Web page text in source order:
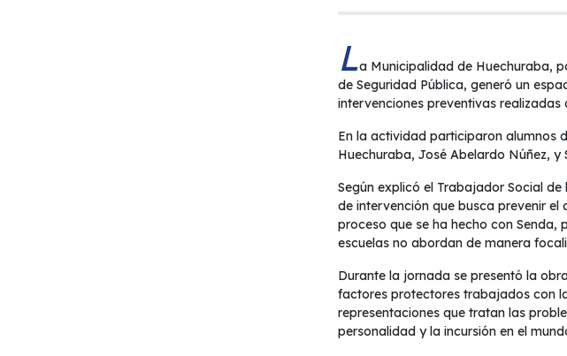
La Municipalidad de Huechuraba,
de Seguridad Pública, generó un
intervenciones preventivas realizadas
En la actividad participaron alumnos
Huechuraba, José Abelardo Núñez, y
Según explicó el Trabajador Social
de intervención que busca prevenir el
proceso que se ha hecho con Senda,
escuelas no abordan de manera
Durante la jornada se presentó la
factores protectores trabajados con
representaciones que tratan las
personalidad y la incursión en el